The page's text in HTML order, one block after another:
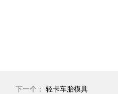
下一个：轻卡车胎模具